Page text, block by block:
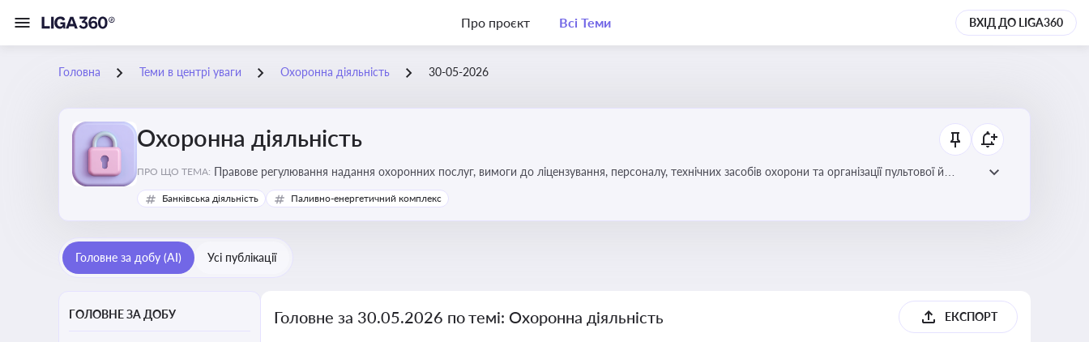
Про проєкт Всі Теми ВХІД ДО LIGA360
Головна Теми в центрі уваги Охоронна діяльність 30-05-2026
Охоронна діяльність
ПРО ЩО ТЕМА: Правове регулювання надання охоронних послуг, вимоги до ліцензування, персоналу, технічних засобів охорони та організації пультової й
фізичної охорони
Банківська діяльність Паливно-енергетичний комплекс
Головне за добу (AI) Усі публікації
ГОЛОВНЕ ЗА ДОБУ Головне за 30.05.2026 по темі: Охоронна діяльність ЕКСПОРТ